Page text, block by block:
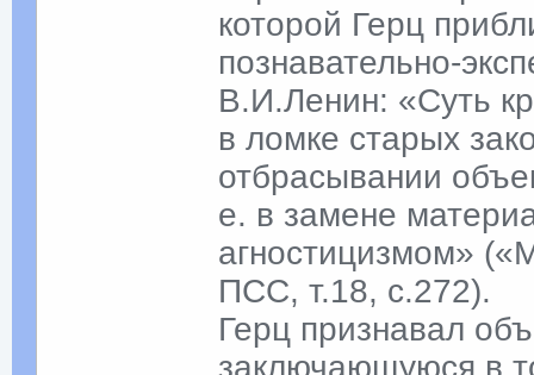
которой Герц
познавательно-
В.И.Ленин: «Суть
в ломке старых
отбрасывании
е. в замене
агностицизмом»
ПСС, т.18, с.272).
Герц признавал
заключающуюся в